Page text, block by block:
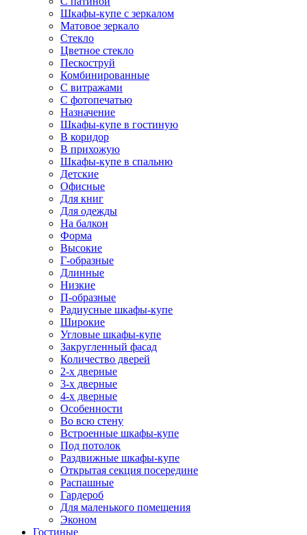
Шкафы-купе с зеркалом
Матовое зеркало
Стекло
Цветное стекло
Пескоструй
Комбинированные
С витражами
С фотопечатью
Назначение
Шкафы-купе в гостиную
В коридор
В прихожую
Шкафы-купе в спальню
Детские
Офисные
Для книг
Для одежды
На балкон
Форма
Высокие
Г-образные
Длинные
Низкие
П-образные
Радиусные шкафы-купе
Широкие
Угловые шкафы-купе
Закругленный фасад
Количество дверей
2-х дверные
3-х дверные
4-х дверные
Особенности
Во всю стену
Встроенные шкафы-купе
Под потолок
Раздвижные шкафы-купе
Открытая секция посередине
Распашные
Гардероб
Для маленького помещения
Эконом
Гостиные